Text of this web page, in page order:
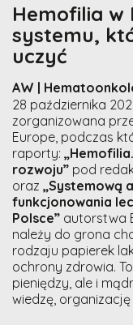
Hemofilia w
systemu,
uczyć
AW |
28 października
zorganizowana
Europe, podczas
raporty:
rozwoju” pod
oraz „Systemową
funkcjonowania
Polsce” autorstwa
należy do grona
rodzaju papierek
ochrony zdrowia.
pieniędzy, ale i
wiedzę,